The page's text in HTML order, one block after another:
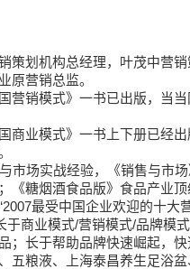
策划机构总经理，叶茂中营
原营销总监。
营销模式》一书已出版，当
商业模式》一书上下册已经
市场实战经验，《销售与市
《糖烟酒食品版》食品产业
最受中国企业欢迎的十大
于商业模式/营销模式/品牌模
；长于帮助品牌快速崛起，
五粮液、上海泰昌养生足浴